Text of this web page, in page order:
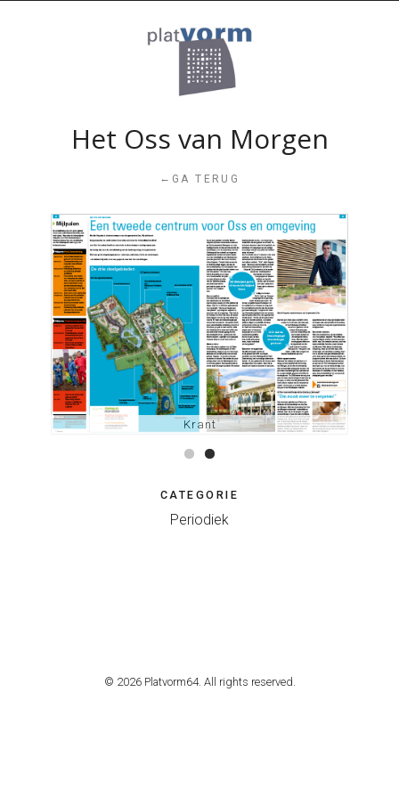
Het Oss van Morgen
← GA TERUG
Krant
CATEGORIE
Periodiek
© 2026 Platvorm64. All rights reserved.